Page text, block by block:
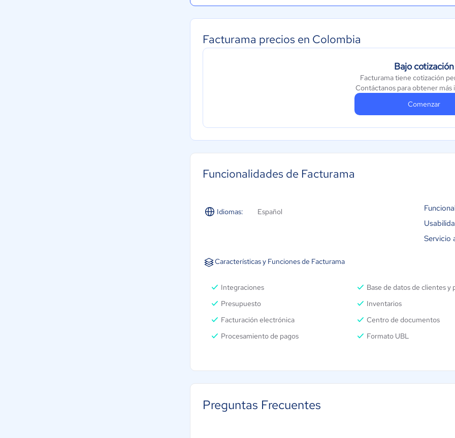
Facturama precios en Colombia
Bajo cotización
Facturama tiene cotización
Contáctanos para obtener más
Comenzar
Funcionalidades de Facturama
Idiomas: Español
Servicio
Características y Funciones de Facturama
Integraciones Base de datos de clientes y
Presupuesto
Inventarios
Facturación electrónica
Centro de documentos
Procesamiento de pagos
Formato UBL
Preguntas Frecuentes